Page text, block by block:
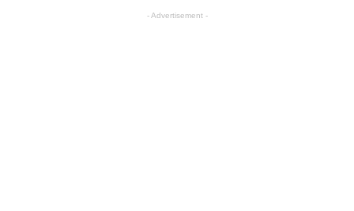
- Advertisement -